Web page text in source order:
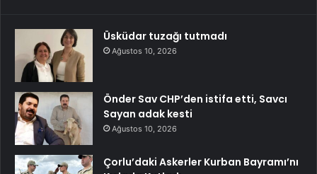
Üsküdar tuzağı tutmadı
Ağustos 10, 2026
Önder Sav CHP’den istifa etti, Savcı
Sayan adak kesti
Ağustos 10, 2026
Çorlu’daki Askerler Kurban Bayramı’nı